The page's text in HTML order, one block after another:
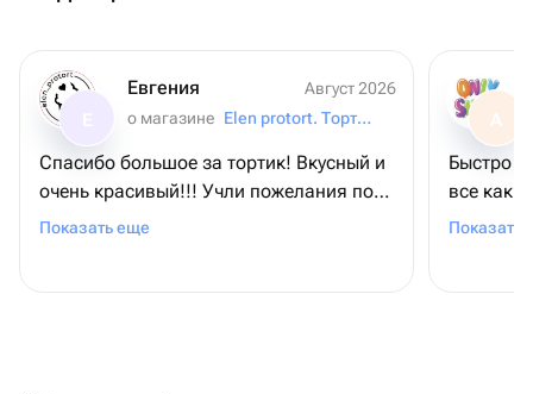
Евгения
Август 2026
о магазине
Elen protort. Торты.Цветы.Фуршеты
Спасибо большое за тортик! Вкусный и
очень красивый!!! Учли пожелания по
надписи, что очень порадовало.
Показать еще
А
Быстро
все как
время.
Показать